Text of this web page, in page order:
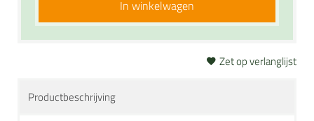
In winkelwagen
Zet op verlanglijst
Productbeschrijving